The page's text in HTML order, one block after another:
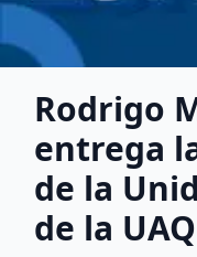
Rodrigo
entrega
de la
de la